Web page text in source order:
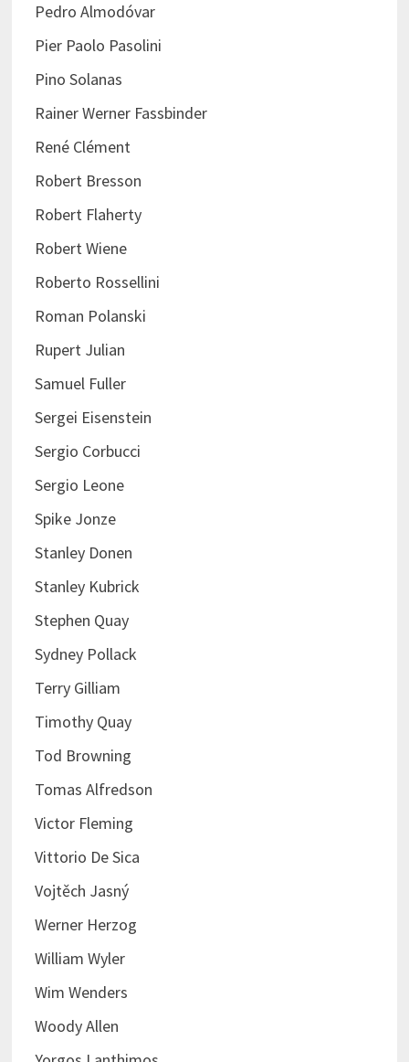
Pedro Almodóvar
Pier Paolo Pasolini
Pino Solanas
Rainer Werner Fassbinder
René Clément
Robert Bresson
Robert Flaherty
Robert Wiene
Roberto Rossellini
Roman Polanski
Rupert Julian
Samuel Fuller
Sergei Eisenstein
Sergio Corbucci
Sergio Leone
Spike Jonze
Stanley Donen
Stanley Kubrick
Stephen Quay
Sydney Pollack
Terry Gilliam
Timothy Quay
Tod Browning
Tomas Alfredson
Victor Fleming
Vittorio De Sica
Vojtěch Jasný
Werner Herzog
William Wyler
Wim Wenders
Woody Allen